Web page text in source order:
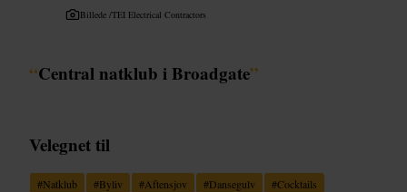
Billede /TEI Electrical Contractors
“Central natklub i Broadgate”
Velegnet til
#Natklub #Byliv #Aftensjov #Dansegulv #Cocktails